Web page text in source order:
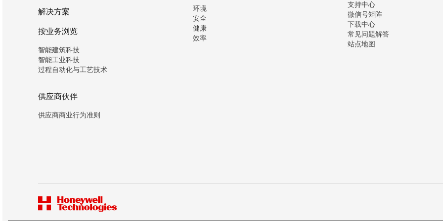
解决方案
按业务浏览
智能建筑科技
智能工业科技
过程自动化与工艺技术
供应商伙伴
供应商商业行为准则
环境
安全
健康
效率
支持中心
微信号矩阵
下载中心
常见问题解答
站点地图